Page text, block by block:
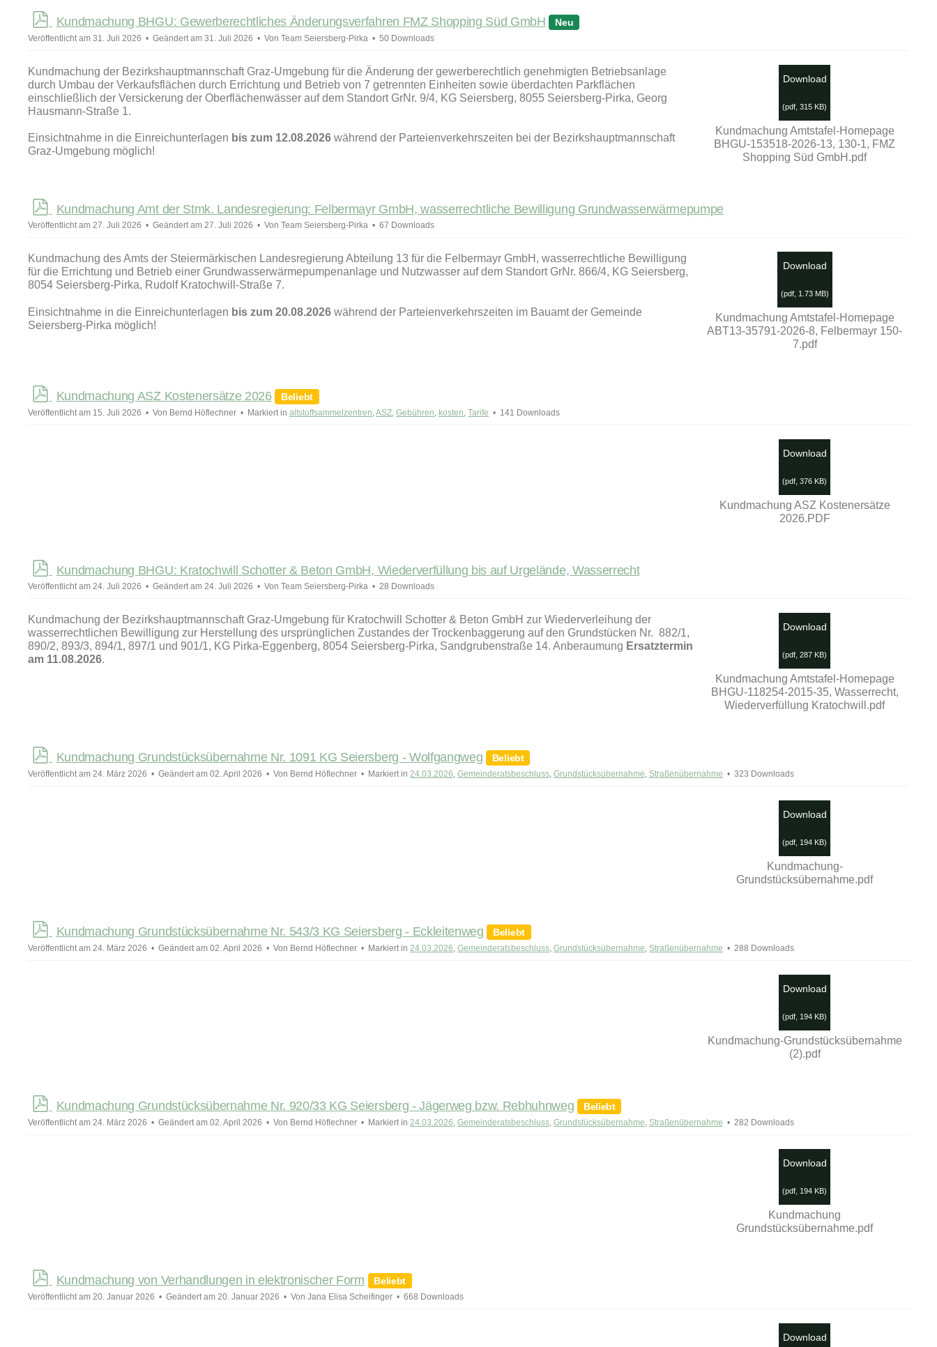
p
d
Kundmachung BHGU: Gewerberechtliches Änderungsverfahren FMZ Shopping Süd GmbH Neu
Veröffentlicht am 31. Juli 2026 Geändert am 31. Juli 2026 Von Team Seiersberg-Pirka 50 Downloads
Download
(pdf, 315 KB)
Kundmachung Amtstafel-Homepage
BHGU-153518-2026-13, 130-1, FMZ
Shopping Süd GmbH.pdf
Kundmachung der Bezirkshauptmannschaft Graz-Umgebung für die Änderung der gewerberechtlich genehmigten Betriebsanlage
durch Umbau der Verkaufsflächen durch Errichtung und Betrieb von 7 getrennten Einheiten sowie überdachten Parkflächen
einschließlich der Versickerung der Oberflächenwässer auf dem Standort GrNr. 9/4, KG Seiersberg, 8055 Seiersberg-Pirka, Georg
Hausmann-Straße 1.
Einsichtnahme in die Einreichunterlagen bis zum 12.08.2026 während der Parteienverkehrszeiten bei der Bezirkshauptmannschaft
Graz-Umgebung möglich!
p
d
Kundmachung Amt der Stmk. Landesregierung: Felbermayr GmbH, wasserrechtliche Bewilligung Grundwasserwärmepumpe
Veröffentlicht am 27. Juli 2026 Geändert am 27. Juli 2026 Von Team Seiersberg-Pirka 67 Downloads
Download
(pdf, 1.73 MB)
Kundmachung Amtstafel-Homepage
ABT13-35791-2026-8, Felbermayr 150-
7.pdf
Kundmachung des Amts der Steiermärkischen Landesregierung Abteilung 13 für die Felbermayr GmbH, wasserrechtliche Bewilligung
für die Errichtung und Betrieb einer Grundwasserwärmepumpenanlage und Nutzwasser auf dem Standort GrNr. 866/4, KG Seiersberg,
8054 Seiersberg-Pirka, Rudolf Kratochwill-Straße 7.
Einsichtnahme in die Einreichunterlagen bis zum 20.08.2026 während der Parteienverkehrszeiten im Bauamt der Gemeinde
Seiersberg-Pirka möglich!
p
d
Kundmachung ASZ Kostenersätze 2026 Beliebt
Veröffentlicht am 15. Juli 2026 Von Bernd Höflechner Markiert in altstoffsammelzentren,ASZ, Gebühren, kosten, Tarife 141 Downloads
Download
(pdf, 376 KB)
Kundmachung ASZ Kostenersätze
2026.PDF
p
d
Kundmachung BHGU: Kratochwill Schotter & Beton GmbH, Wiederverfüllung bis auf Urgelände, Wasserrecht
Veröffentlicht am 24. Juli 2026 Geändert am 24. Juli 2026 Von Team Seiersberg-Pirka 28 Downloads
Download
(pdf, 287 KB)
Kundmachung Amtstafel-Homepage
BHGU-118254-2015-35, Wasserrecht,
Wiederverfüllung Kratochwill.pdf
Kundmachung der Bezirkshauptmannschaft Graz-Umgebung für Kratochwill Schotter & Beton GmbH zur Wiederverleihung der
wasserrechtlichen Bewilligung zur Herstellung des ursprünglichen Zustandes der Trockenbaggerung auf den Grundstücken Nr. 882/1,
890/2, 893/3, 894/1, 897/1 und 901/1, KG Pirka-Eggenberg, 8054 Seiersberg-Pirka, Sandgrubenstraße 14. Anberaumung Ersatztermin
am 11.08.2026.
p
d
Kundmachung Grundstücksübernahme Nr. 1091 KG Seiersberg - Wolfgangweg Beliebt
Veröffentlicht am 24. März 2026 Geändert am 02. April 2026 Von Bernd Höflechner Markiert in 24.03.2026, Gemeinderatsbeschluss, Grundstücksübernahme, Straßenübernahme 323 Downloads
Download
(pdf, 194 KB)
Kundmachung-
Grundstücksübernahme.pdf
p
d
Kundmachung Grundstücksübernahme Nr. 543/3 KG Seiersberg - Eckleitenweg Beliebt
Veröffentlicht am 24. März 2026 Geändert am 02. April 2026 Von Bernd Höflechner Markiert in 24.03.2026, Gemeinderatsbeschluss, Grundstücksübernahme, Straßenübernahme 288 Downloads
Download
(pdf, 194 KB)
Kundmachung-Grundstücksübernahme
(2).pdf
p
d
Kundmachung Grundstücksübernahme Nr. 920/33 KG Seiersberg - Jägerweg bzw. Rebhuhnweg Beliebt
Veröffentlicht am 24. März 2026 Geändert am 02. April 2026 Von Bernd Höflechner Markiert in 24.03.2026, Gemeinderatsbeschluss, Grundstücksübernahme, Straßenübernahme 282 Downloads
Download
(pdf, 194 KB)
Kundmachung
Grundstücksübernahme.pdf
p
d
Kundmachung von Verhandlungen in elektronischer Form Beliebt
Veröffentlicht am 20. Januar 2026 Geändert am 20. Januar 2026 Von Jana Elisa Scheifinger 668 Downloads
Download